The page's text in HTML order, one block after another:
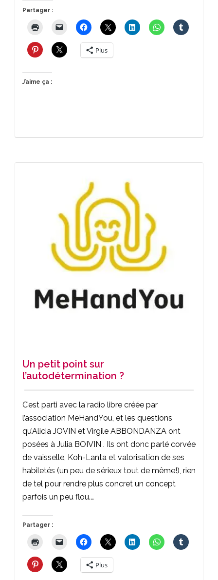
Partager :
Plus
J’aime ça :
Un petit point sur
l’autodétermination ?
C’est parti avec la radio libre créée par
l’association MeHandYou, et les questions
qu’Alicia JOVIN et Virgile ABBONDANZA ont
posées à Julia BOIVIN . Ils ont donc parlé corvée
de vaisselle, Koh-Lanta et valorisation de ses
habiletés (un peu de sérieux tout de même!), rien
de tel pour rendre plus concret un concept
parfois un peu flou.…
Partager :
Plus